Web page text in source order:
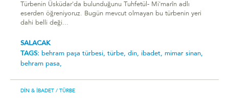
Türbenin Üsküdar'da bulunduğunu Tuhfetül- Mi'marîn adlı
eserden öğreniyoruz. Bugün mevcut olmayan bu türbenin yeri
dahi belli deği...
SALACAK
TAGS: behram paşa türbesi, türbe, din, ibadet, mimar sinan,
behram pasa,
DIN & İBADET / TÜRBE